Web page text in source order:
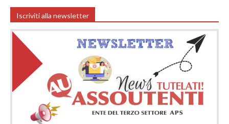
Iscriviti alla newsletter